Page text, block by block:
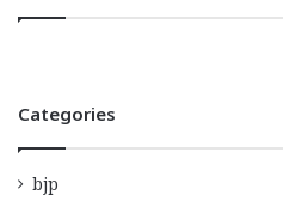
Categories
bjp